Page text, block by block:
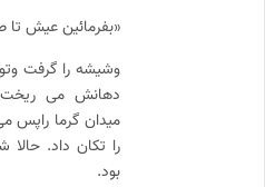
«بفرمائین عیش تا
وشیشه را گرفت
دهانش می
میدان گرما
را تکان داد. حالا
بود.